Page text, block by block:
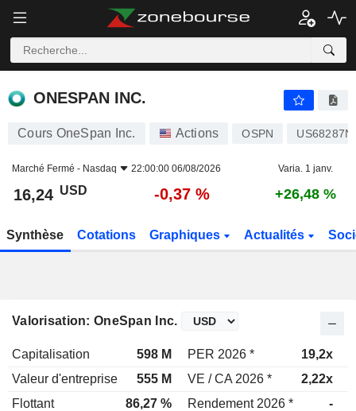
ONESPAN INC.
ONESPAN INC.
Cours OneSpan Inc. Actions OSPN
Marché Fermé - Nasdaq 22:00:00 06/08/2026 Varia. 1 janv.
16,24 USD -0,37 % +26,48 %
Synthèse Cotations Graphiques Actualités
Valorisation: OneSpan Inc.
Capitalisation 598 M PER 2026 * 19,2x
Valeur d'entreprise
555 M VE / CA 2026 * 2,22x
Flottant
86,27 % Rendement 2026 * -